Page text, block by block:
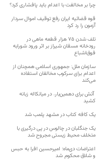
چرا بر مخالفت با اعدام باید پافشاری کرد؟
قوه قضائیه ایران رفع توقیف اموال سردار
آزمون را رد کرد
تلف شدن ۷۵ هزار قطعه ماهی در
رودخانه مسقان شیراز بر اثر ورود شورابه
فوق‌اشباع
سازمان ملل: جمهوری اسلامی همچنان از
اعدام برای سرکوب مخالفان استفاده
می‌کند
آتش برای دهمین‌بار، در میانکاله زبانه
کشید
یک کافه کتاب در مشهد پلمب شد
یک جنگلبان در چالوس در پی درگیری با
متخلف محیط زیستی مجروح شد
اعتراضات دی‌ماه؛ امیرحسین افرا به حبس
و شلاق محکوم شد